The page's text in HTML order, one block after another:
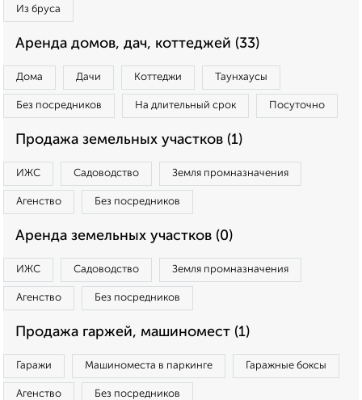
Из бруса
Аренда домов, дач, коттеджей (33)
Дома Дачи Коттеджи Таунхаусы
Без посредников На длительный срок Посуточно
Продажа земельных участков (1)
ИЖС Садоводство Земля промназначения
Агенство Без посредников
Аренда земельных участков (0)
ИЖС Садоводство Земля промназначения
Агенство Без посредников
Продажа гаржей, машиномест (1)
Гаражи Машиноместа в паркинге Гаражные боксы
Агенство Без посредников